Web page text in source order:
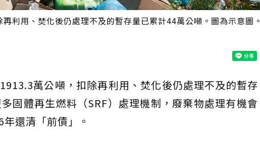
利用、焚化後仍處理不及的暫存量已累計44萬公噸。圖為示意圖。
萬公噸，扣除再利用、焚化後仍處理不及的暫存
固體再生燃料（SRF）處理機制，廢棄物處理有機會
還清「前債」。